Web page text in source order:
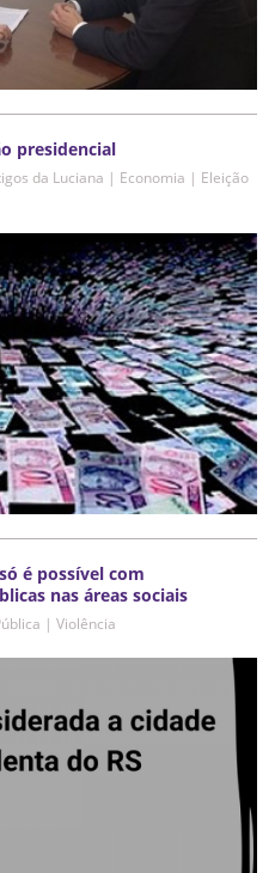
presidencial
da Luciana | Economia | Eleição
é possível com
nas áreas sociais
| Violência